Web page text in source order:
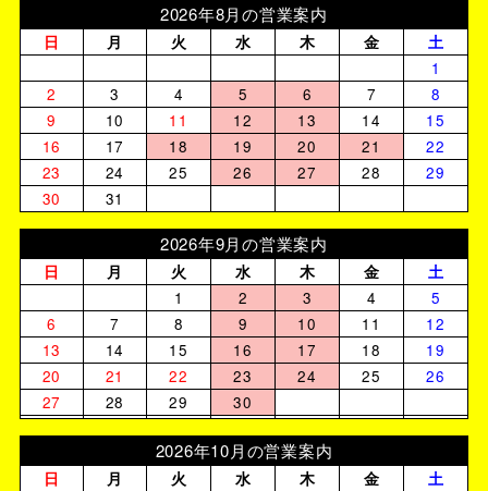
2026年8月の営業案内
日 月 火 水 木 金
土
1
2
3 4 5 6 7
8
9
10 11 12 13 14
15
16
17 18 19 20 21
22
23
24 25 26 27 28
29
30
31
2026年9月の営業案内
日 月 火 水 木 金
土
1
2 3 4
5
6
7 8 9 10 11
12
13
14 15 16 17 18
19
20
21 22 23 24 25
26
27
28 29 30
2026年10月の営業案内
日 月 火 水 木 金 土